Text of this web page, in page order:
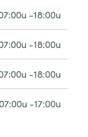
-18:00u
-18:00u
-18:00u
07:00u -17:00u